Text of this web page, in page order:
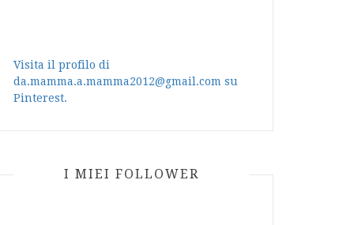
Visita il profilo di
da.mamma.a.mamma2012@gmail.com su
Pinterest.
I MIEI FOLLOWER